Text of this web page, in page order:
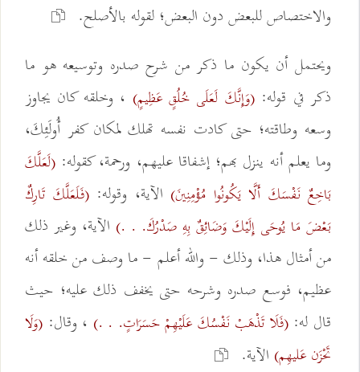
والاختصاص للبعض دون البعض؛ لقوله بالأصلح.
ويحتمل أن يكون ما ذكر من شرح صدره وتوسيعه هو ما
ذكر في قوله:(وَإِنَّكَ لَعَلَى خُلُقٍ عَظِيمٍ) ، وخلقه كان يجاوز
وسعه وطاقته؛ حتى كادت نفسه تهلك لمكان كفر أُولَئِكَ،
وما يعلم أنه ينزل بهم؛ إشفاقا عليهم، ورحمة، كقوله: (لَعَلَّكَ
بَاخِعٌ نَفْسَكَ أَلَّا يَكُونُوا مُؤْمِنِينَ) الآية، وقوله:(فَلَعَلَّكَ تَارِكٌ
بَعْضَ مَا يُوحَى إِلَيْكَ وَضَائِقٌ بِهِ صَدْرُكَ. . .) الآية، وغير ذلك
من أمثال هذا، وذلك - والله أعلم - ما وصف من خلقه أنه
عظيم، فوسع صدره وشرحه حتى يخفف ذلك عليه؛ حيث
قال له:(فَلَا تَذْهَبْ نَفْسُكَ عَلَيْهِمْ حَسَرَاتٍ. . .) ، وقال: (وَلَا
تَحْزَن عَليهِم) الآية.